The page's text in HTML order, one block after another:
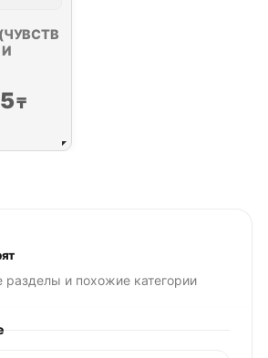
(ЧУВСТВ
₸
разделы и похожие категории